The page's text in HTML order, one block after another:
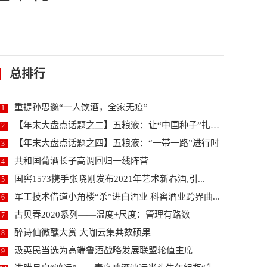
总排行
1 重提孙思邈“一人饮酒，全家无疫”
2 【年末大盘点话题之二】五粮液：让“中国种子”扎根世...
3 【年末大盘点话题之四】五粮液：“一带一路”进行时
4 共和国葡酒长子高调回归一线阵营
5 国窖1573携手张晓刚发布2021年艺术新春酒,引...
6 军工技术借道小角楼“杀”进白酒业 科窖酒业跨界曲...
7 古贝春2020系列——温度+尺度：管理有路数
8 醉诗仙微醺大赏 大咖云集共数硕果
9 汲英民当选为高端鲁酒战略发展联盟轮值主席